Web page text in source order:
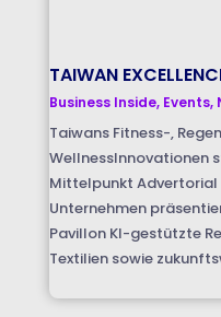
TAIWAN
Business Inside, Events,
Taiwans Fitness-,
WellnessInnovationen
Mittelpunkt Advertorial
Unternehmen
Pavillon KI-gestützte
Textilien sowie